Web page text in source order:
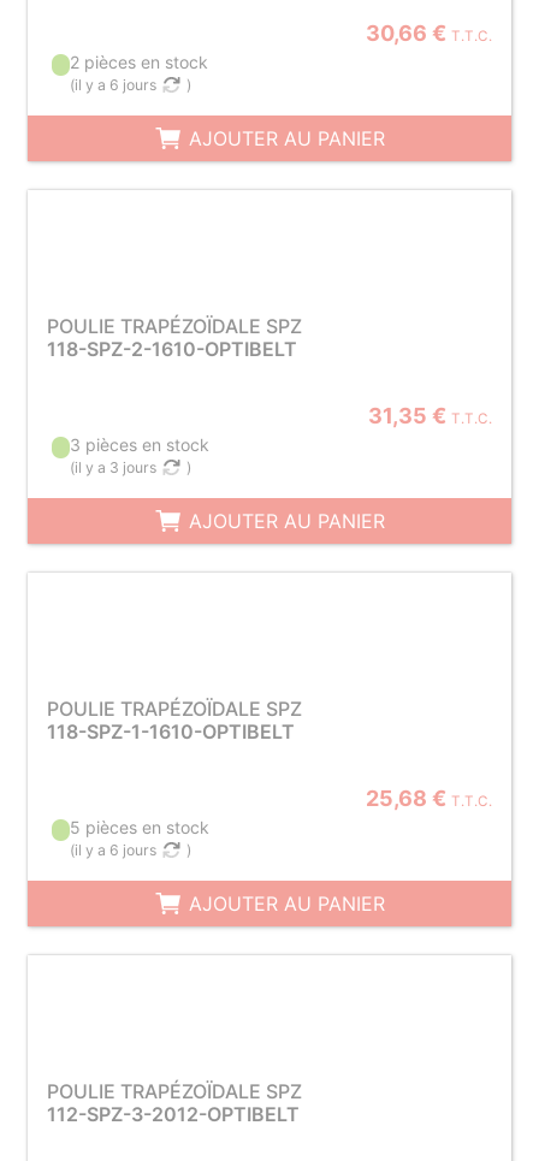
30,66 € T.T.C.
2 pièces en stock
(il y a 6 jours )
AJOUTER AU PANIER
POULIE TRAPÉZOÏDALE SPZ
118-SPZ-2-1610-OPTIBELT
31,35 € T.T.C.
3 pièces en stock
(il y a 3 jours )
AJOUTER AU PANIER
POULIE TRAPÉZOÏDALE SPZ
118-SPZ-1-1610-OPTIBELT
25,68 € T.T.C.
5 pièces en stock
(il y a 6 jours )
AJOUTER AU PANIER
POULIE TRAPÉZOÏDALE SPZ
112-SPZ-3-2012-OPTIBELT